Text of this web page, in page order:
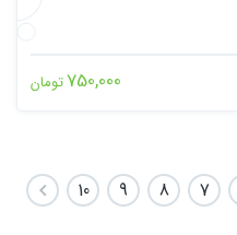
750,000تومان
7
8
9
10